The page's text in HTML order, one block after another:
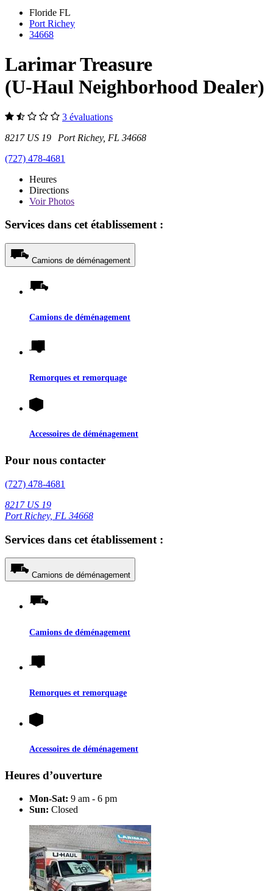
Floride FL
Port Richey
34668
Larimar Treasure
(U-Haul Neighborhood Dealer)
3 évaluations
8217 US 19 Port Richey, FL 34668
(727) 478-4681
Heures
Directions
VoirPhotos
Services dans cet établissement :
Camions de déménagement
Camions de déménagement
Remorques et remorquage
Accessoires de déménagement
Pour nous contacter
(727) 478-4681
8217 US 19
Port Richey, FL 34668
Services dans cet établissement :
Camions de déménagement
Camions de déménagement
Remorques et remorquage
Accessoires de déménagement
Heures d’ouverture
Mon-Sat: 9 am - 6 pm
Sun: Closed